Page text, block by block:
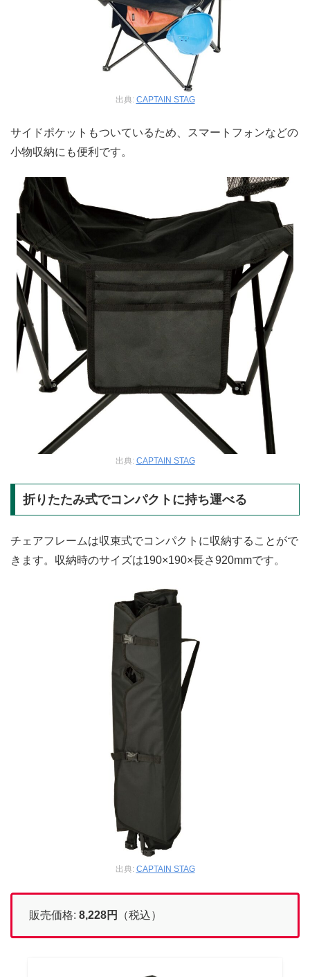
出典: CAPTAIN STAG
サイドポケットもついているため、スマートフォンなどの
小物収納にも便利です。
出典: CAPTAIN STAG
折りたたみ式でコンパクトに持ち運べる
チェアフレームは収束式でコンパクトに収納することがで
きます。収納時のサイズは190×190×長さ920mmです。
出典: CAPTAIN STAG
販売価格: 8,228円 （税込）